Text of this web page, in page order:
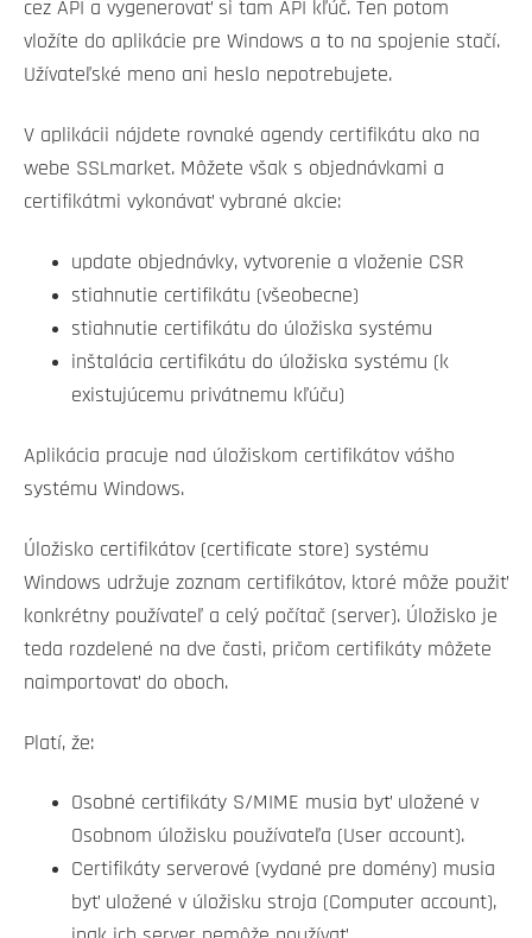
cez API a vygenerovať si tam API kľúč. Ten potom
vložíte do aplikácie pre Windows a to na spojenie stačí.
Užívateľské meno ani heslo nepotrebujete.
V aplikácii nájdete rovnaké agendy certifikátu ako na
webe SSLmarket. Môžete však s objednávkami a
certifikátmi vykonávať vybrané akcie:
update objednávky, vytvorenie a vloženie CSR
stiahnutie certifikátu (všeobecne)
stiahnutie certifikátu do úložiska systému
inštalácia certifikátu do úložiska systému (k
existujúcemu privátnemu kľúču)
Aplikácia pracuje nad úložiskom certifikátov vášho
systému Windows.
Úložisko certifikátov (certificate store) systému
Windows udržuje zoznam certifikátov, ktoré môže použiť
konkrétny používateľ a celý počítač (server). Úložisko je
teda rozdelené na dve časti, pričom certifikáty môžete
naimportovať do oboch.
Platí, že:
Osobné certifikáty S/MIME musia byť uložené v
Osobnom úložisku používateľa (User account).
Certifikáty serverové (vydané pre domény) musia
byť uložené v úložisku stroja (Computer account),